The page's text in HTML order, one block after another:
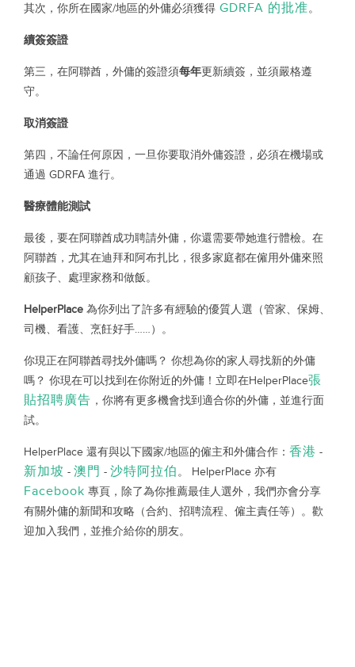
其次，你所在國家/地區的外傭必須獲得 GDRFA 的批准。
續簽簽證
第三，在阿聯酋，外傭的簽證須每年更新續簽，並須嚴格遵
守。
取消簽證
第四，不論任何原因，一旦你要取消外傭簽證，必須在機場或
通過 GDRFA 進行。
醫療體能測試
最後，要在阿聯酋成功聘請外傭，你還需要帶她進行體檢。在
阿聯酋，尤其在迪拜和阿布扎比，很多家庭都在僱用外傭來照
顧孩子、處理家務和做飯。
HelperPlace 為你列出了許多有經驗的優質人選（管家、保姆、
司機、看護、烹飪好手……）。
你現正在阿聯酋尋找外傭嗎？ 你想為你的家人尋找新的外傭
嗎？ 你現在可以找到在你附近的外傭！立即在HelperPlace張
貼招聘廣告 ，你將有更多機會找到適合你的外傭，並進行面
試。
HelperPlace 還有與以下國家/地區的僱主和外傭合作： 香港 -
新加坡 - 澳門 - 沙特阿拉伯。 HelperPlace 亦有
Facebook 專頁，除了為你推薦最佳人選外，我們亦會分享
有關外傭的新聞和攻略（合約、招聘流程、僱主責任等）。歡
迎加入我們，並推介給你的朋友。